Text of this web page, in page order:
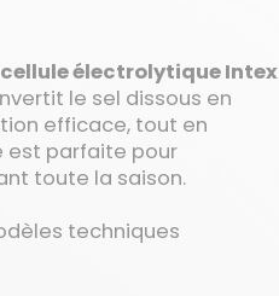
cellule électrolytique Intex
le sel dissous en
efficace, tout en
est parfaite pour
toute la saison.
techniques